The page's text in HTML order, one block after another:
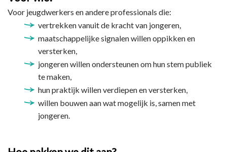
Voor jeugdwerkers en andere professionals die:
vertrekken vanuit de kracht van jongeren,
maatschappelijke signalen willen oppikken en
versterken,
jongeren willen ondersteunen om hun stem publiek
te maken,
hun praktijk willen verdiepen en versterken,
willen bouwen aan wat mogelijk is, samen met
jongeren.